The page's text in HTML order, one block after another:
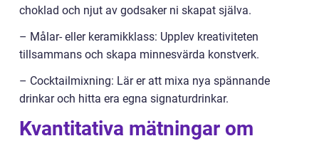
choklad och njut av godsaker ni skapat själva.
– Målar- eller keramikklass: Upplev kreativiteten
tillsammans och skapa minnesvärda konstverk.
– Cocktailmixning: Lär er att mixa nya spännande
drinkar och hitta era egna signaturdrinkar.
Kvantitativa mätningar om